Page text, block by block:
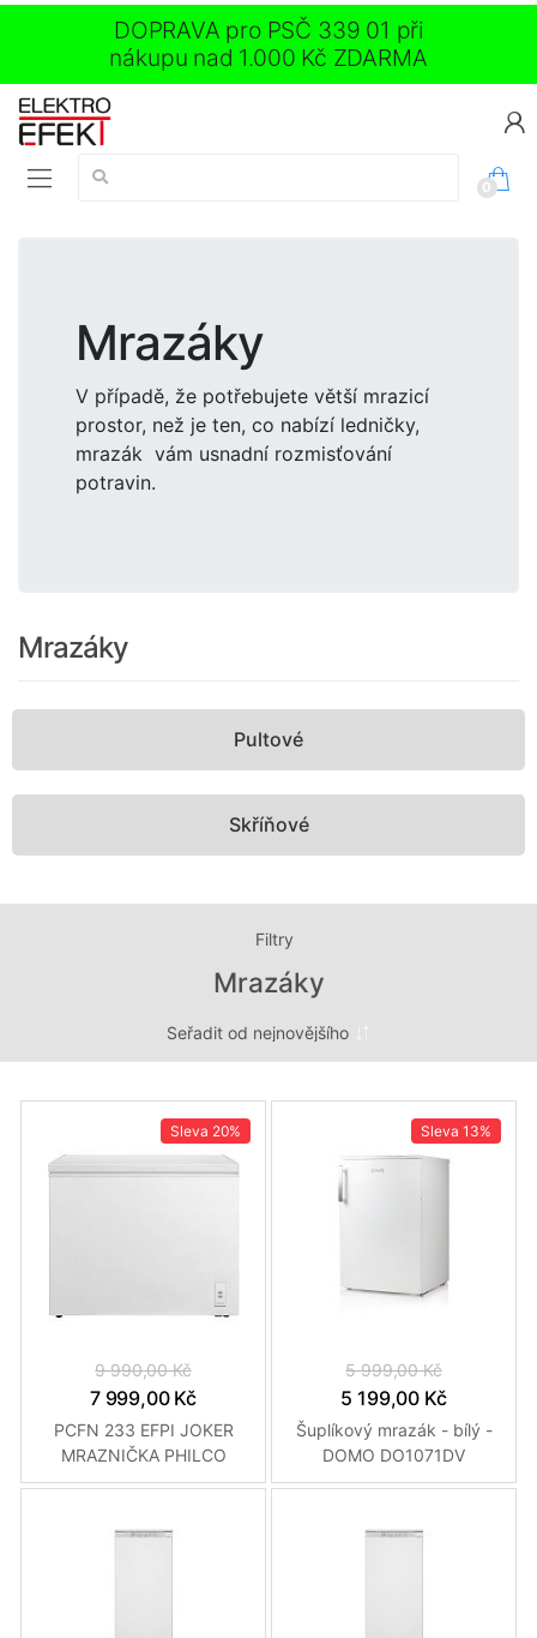
DOPRAVA pro PSČ 339 01 při
nákupu nad 1.000 Kč ZDARMA
Vyhledávání:
0
Mrazáky
V případě, že potřebujete větší mrazicí
prostor, než je ten, co nabízí ledničky,
mrazák vám usnadní rozmisťování
potravin.
Mrazáky
Pultové
Skříňové
Filtry
Mrazáky
Sleva 20%
9 990,00 Kč
7 999,00 Kč
PCFN 233 EFPI JOKER
MRAZNIČKA PHILCO
Sleva 13%
5 999,00 Kč
5 199,00 Kč
Šuplíkový mrazák - bílý -
DOMO DO1071DV